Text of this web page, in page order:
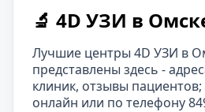
🔬 4D УЗИ в
Лучшие центры 4D УЗИ в
представлены здесь -
клиник, отзывы
онлайн или по телефону